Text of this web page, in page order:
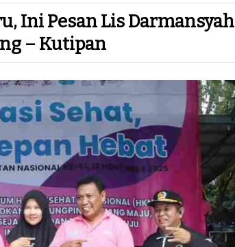
Ini Pesan Lis Darmansyah
– Kutipan